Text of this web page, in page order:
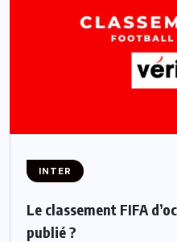
INTER
Le classement FIFA
publié ?